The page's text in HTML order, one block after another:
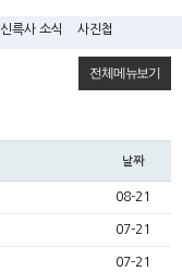
신륵사 소식 사진첩
전체메뉴보기
날짜
08-21
07-21
07-21